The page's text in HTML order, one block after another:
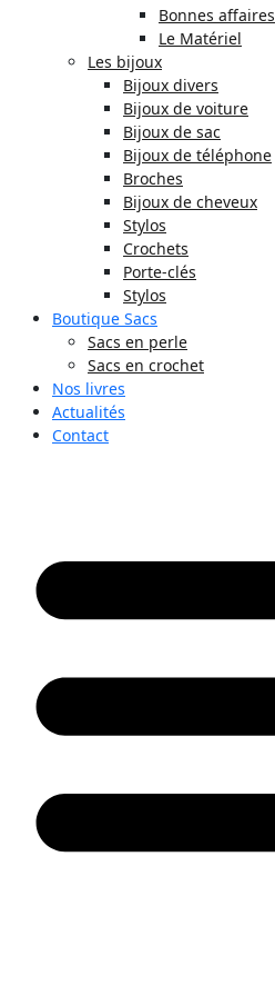
Bonnes affaires
Le Matériel
Les bijoux
Bijoux divers
Bijoux de voiture
Bijoux de sac
Bijoux de téléphone
Broches
Bijoux de cheveux
Stylos
Crochets
Porte-clés
Stylos
Boutique Sacs
Sacs en perle
Sacs en crochet
Nos livres
Actualités
Contact